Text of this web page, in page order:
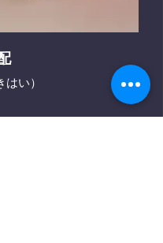
はい）